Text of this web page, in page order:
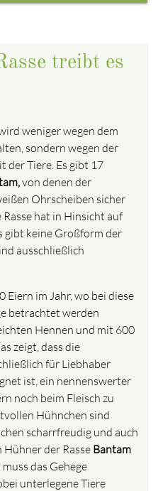
treibt es
weniger wegen dem
sondern wegen der
der Tiere. Es gibt 17
von denen der
Ohrscheiben sicher
hat in Hinsicht auf
gibt keine Großform der
ausschließlich
Eiern im Jahr, wo bei diese
betrachtet werden
Hennen und mit 600
zeigt, dass die
fürLiebhaber
ist, ein nennenswerter
noch beim Fleisch zu
Hühnchen sind
scharrfreudig und auch
der RasseBantam
das Gehege
unterlegene Tiere